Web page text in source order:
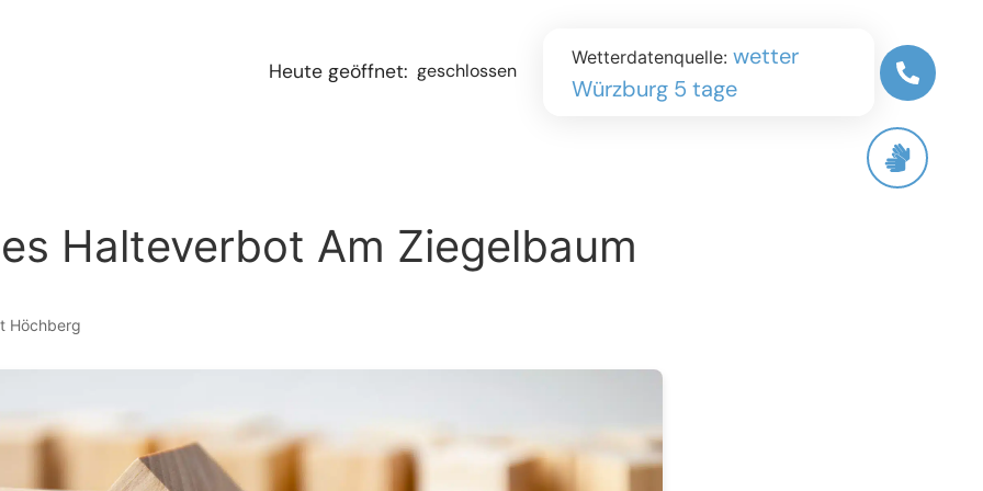
Heute geöffnet: geschlossen
Wetterdatenquelle: wetter
Würzburg 5 tage
Halteverbot Am Ziegelbaum
Höchberg